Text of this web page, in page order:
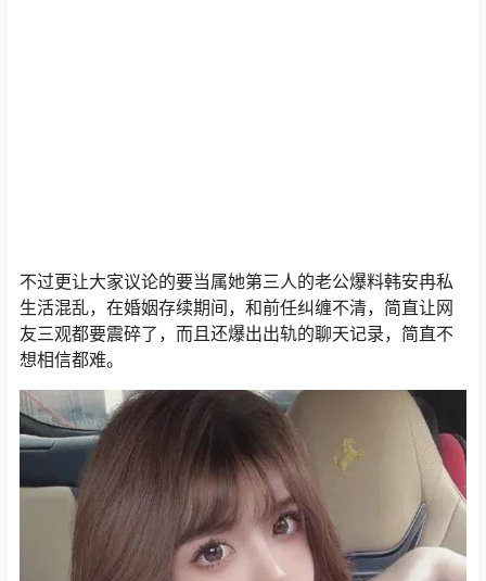
不过更让大家议论的要当属她第三人的老公爆料韩安冉私
生活混乱，在婚姻存续期间，和前任纠缠不清，简直让网
友三观都要震碎了，而且还爆出出轨的聊天记录，简直不
想相信都难。